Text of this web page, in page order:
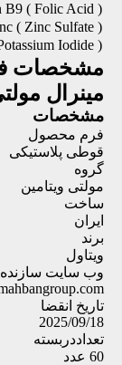
B9 ( Folic Acid )
( Zinc Sulfate )
Iodide )
مشخصات
مینرال مولتی
مشخصات
فرم محصول
قوطی پلاستیکی
گروه
مولتی ویتامین
ساخت
ایران
برند
ویتاول
وب سایت سازنده
تاریخ انقضا
2025/09/18
تعداددربسته
60 عدد